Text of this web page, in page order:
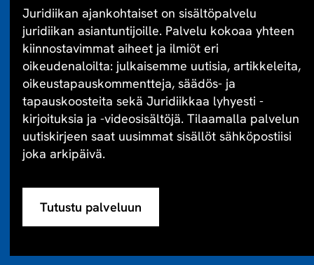
Juridiikan ajankohtaiset on sisältöpalvelu
juridiikan asiantuntijoille. Palvelu kokoaa yhteen
kiinnostavimmat aiheet ja ilmiöt eri
oikeudenaloilta: julkaisemme uutisia, artikkeleita,
oikeustapauskommentteja, säädös- ja
tapauskoosteita sekä Juridiikkaa lyhyesti -
kirjoituksia ja -videosisältöjä. Tilaamalla palvelun
uutiskirjeen saat uusimmat sisällöt sähköpostiisi
joka arkipäivä.
Tutustu palveluun